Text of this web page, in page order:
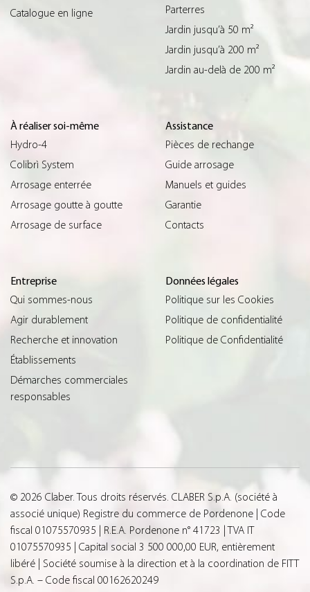
Catalogue en ligne
Parterres
Jardin jusqu’à 50 m²
Jardin jusqu’à 200 m²
Jardin au-delà de 200 m²
À réaliser soi-même
Hydro-4
Colibrì System
Arrosage enterrée
Arrosage goutte à goutte
Arrosage de surface
Assistance
Pièces de rechange
Guide arrosage
Manuels et guides
Garantie
Contacts
Entreprise
Qui sommes-nous
Agir durablement
Recherche et innovation
Établissements
Démarches commerciales
responsables
Données légales
Politique sur les Cookies
Politique de confidentialité
Politique de Confidentialité
© 2026 Claber. Tous droits réservés. CLABER S.p.A. (société à
associé unique) Registre du commerce de Pordenone | Code
fiscal 01075570935 | R.E.A. Pordenone n° 41723 | TVA IT
01075570935 | Capital social 3 500 000,00 EUR, entièrement
libéré | Société soumise à la direction et à la coordination de FITT
S.p.A. – Code fiscal 00162620249